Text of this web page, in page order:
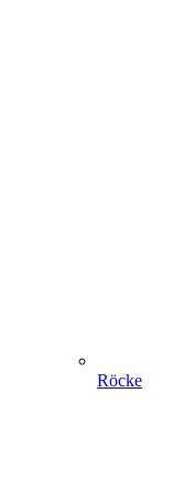
Röcke